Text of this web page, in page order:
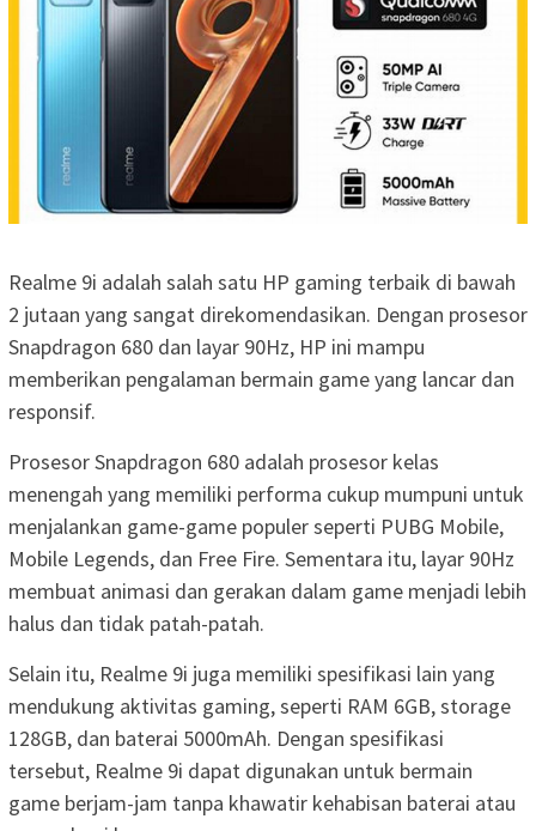
Realme 9i adalah salah satu HP gaming terbaik di bawah
2 jutaan yang sangat direkomendasikan. Dengan prosesor
Snapdragon 680 dan layar 90Hz, HP ini mampu
memberikan pengalaman bermain game yang lancar dan
responsif.
Prosesor Snapdragon 680 adalah prosesor kelas
menengah yang memiliki performa cukup mumpuni untuk
menjalankan game-game populer seperti PUBG Mobile,
Mobile Legends, dan Free Fire. Sementara itu, layar 90Hz
membuat animasi dan gerakan dalam game menjadi lebih
halus dan tidak patah-patah.
Selain itu, Realme 9i juga memiliki spesifikasi lain yang
mendukung aktivitas gaming, seperti RAM 6GB, storage
128GB, dan baterai 5000mAh. Dengan spesifikasi
tersebut, Realme 9i dapat digunakan untuk bermain
game berjam-jam tanpa khawatir kehabisan baterai atau